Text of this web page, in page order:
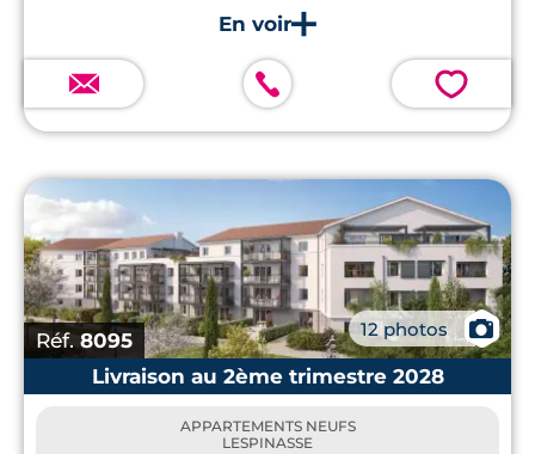
💗
Réf.8095 12 photos
📷
Livraison au 2ème trimestre 2028
APPARTEMENTS NEUFS
LESPINASSE